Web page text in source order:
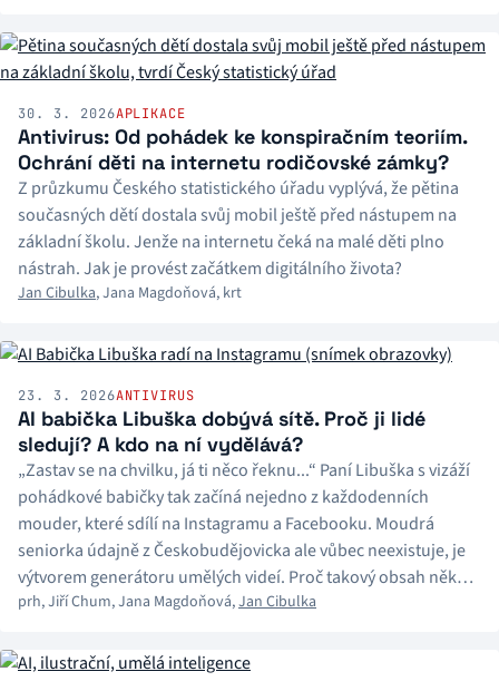
30. 3. 2026APLIKACE
Antivirus: Od pohádek ke konspiračním teoriím.
Ochrání děti na internetu rodičovské zámky?
Z průzkumu Českého statistického úřadu vyplývá, že pětina
současných dětí dostala svůj mobil ještě před nástupem na
základní školu. Jenže na internetu čeká na malé děti plno
nástrah. Jak je provést začátkem digitálního života?
Jan Cibulka,Jana Magdoňová, krt
23. 3. 2026ANTIVIRUS
AI babička Libuška dobývá sítě. Proč ji lidé
sledují? A kdo na ní vydělává?
„Zastav se na chvilku, já ti něco řeknu...“ Paní Libuška s vizáží
pohádkové babičky tak začíná nejedno z každodenních
mouder, které sdílí na Instagramu a Facebooku. Moudrá
seniorka údajně z Českobudějovicka ale vůbec neexistuje, je
výtvorem generátoru umělých videí. Proč takový obsah někdo
vytváří a dává ho na sociální sítě, na to se ptají redaktoři
prh,Jiří Chum,Jana Magdoňová,Jan Cibulka